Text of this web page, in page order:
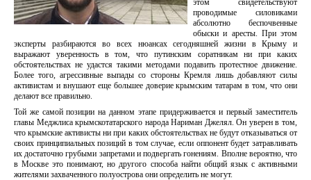
этом свидетельствуют
проводимые силовиками
абсолютно беспочвенные
обыски и аресты. При этом
эксперты разбираются во всех нюансах сегодняшней жизни в Крыму и
выражают уверенность в том, что путинским соратникам ни при каких
обстоятельствах не удастся такими методами подавить протестное движение.
Более того, агрессивные выпады со стороны Кремля лишь добавляют силы
активистам и внушают еще большее доверие крымским татарам в том, что они
делают все правильно.
Той же самой позиции на данном этапе придерживается и первый заместитель
главы Меджлиса крымскотатарского народа Нариман Джелял. Он уверен в том,
что крымские активисты ни при каких обстоятельствах не будут отказываться от
своих принципиальных позиций в том случае, если оппонент будет затравливать
их достаточно грубыми запретами и подвергать гонениям. Вполне вероятно, что
в Москве это понимают, но другого способа найти общий язык с активными
жителями захваченного полуострова они определить не могут.